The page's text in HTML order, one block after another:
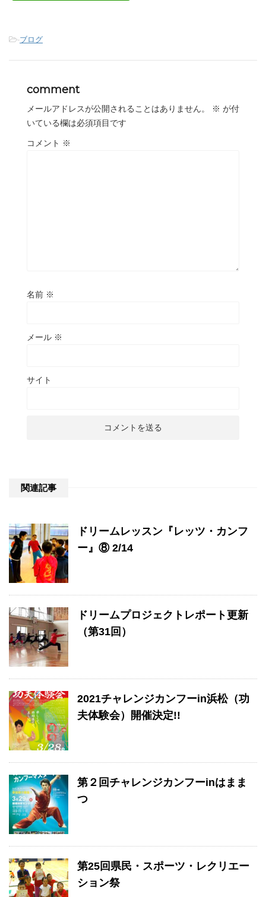
-ブログ
comment
メールアドレスが公開されることはありません。 ※ が付
いている欄は必須項目です
コメント ※
名前 ※
メール ※
サイト
関連記事
ドリームレッスン『レッツ・カンフ
ー』⑧ 2/14
ドリームプロジェクトレポート更新
（第31回）
2021チャレンジカンフーin浜松（功
夫体験会）開催決定!!
第２回チャレンジカンフーinはまま
つ
第25回県民・スポーツ・レクリエー
ション祭